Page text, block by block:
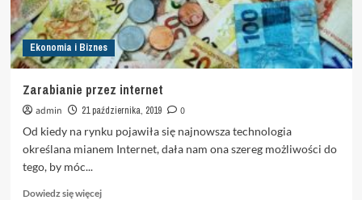
Ekonomia i Biznes
Zarabianie przez internet
admin 21 października, 2019
0
Od kiedy na rynku pojawiła się najnowsza technologia
określana mianem Internet, dała nam ona szereg możliwości do
tego, by móc...
Dowiedz się więcejDowiedz